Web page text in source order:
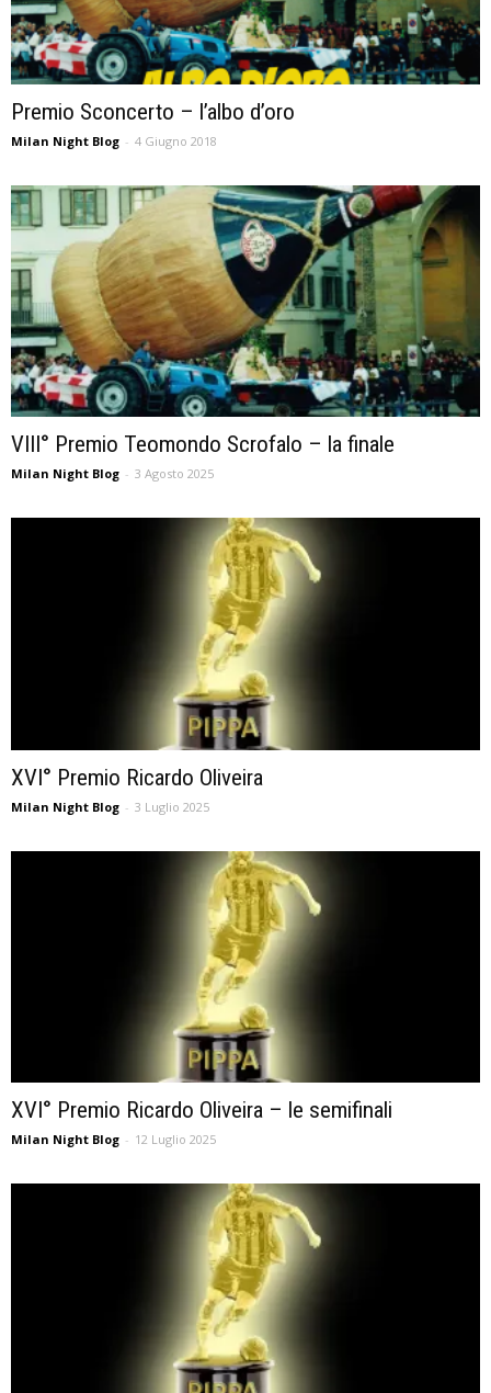
Premio Sconcerto – l’albo d’oro
Milan Night Blog - 4 Giugno 2018
VIII° Premio Teomondo Scrofalo – la finale
Milan Night Blog - 3 Agosto 2025
XVI° Premio Ricardo Oliveira
Milan Night Blog - 3 Luglio 2025
XVI° Premio Ricardo Oliveira – le semifinali
Milan Night Blog - 12 Luglio 2025